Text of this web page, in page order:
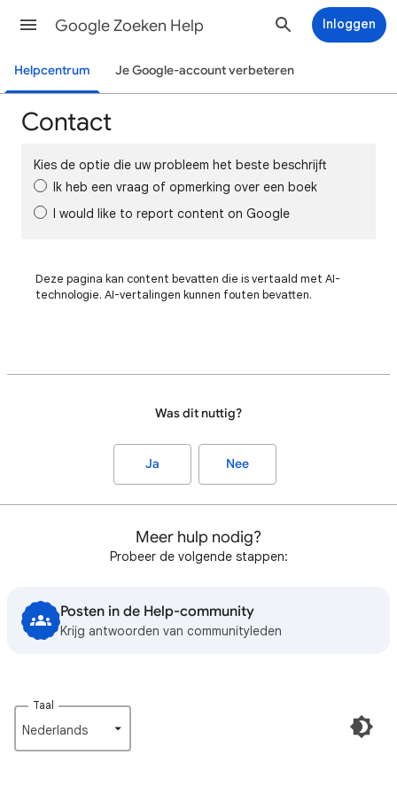
Google Zoeken Help Inloggen
Helpcentrum Je Google-account verbeteren
Contact
Kies de optie die uw probleem het beste beschrijft
Ik heb een vraag of opmerking over een boek
I would like to report content on Google
Deze pagina kan content bevatten die is vertaald met AI-
technologie. AI-vertalingen kunnen fouten bevatten.
Was dit nuttig?
Ja Nee
Meer hulp nodig?
Probeer de volgende stappen:
Posten in de Help-community
Krijg antwoorden van communityleden
Taal
Nederlands‎